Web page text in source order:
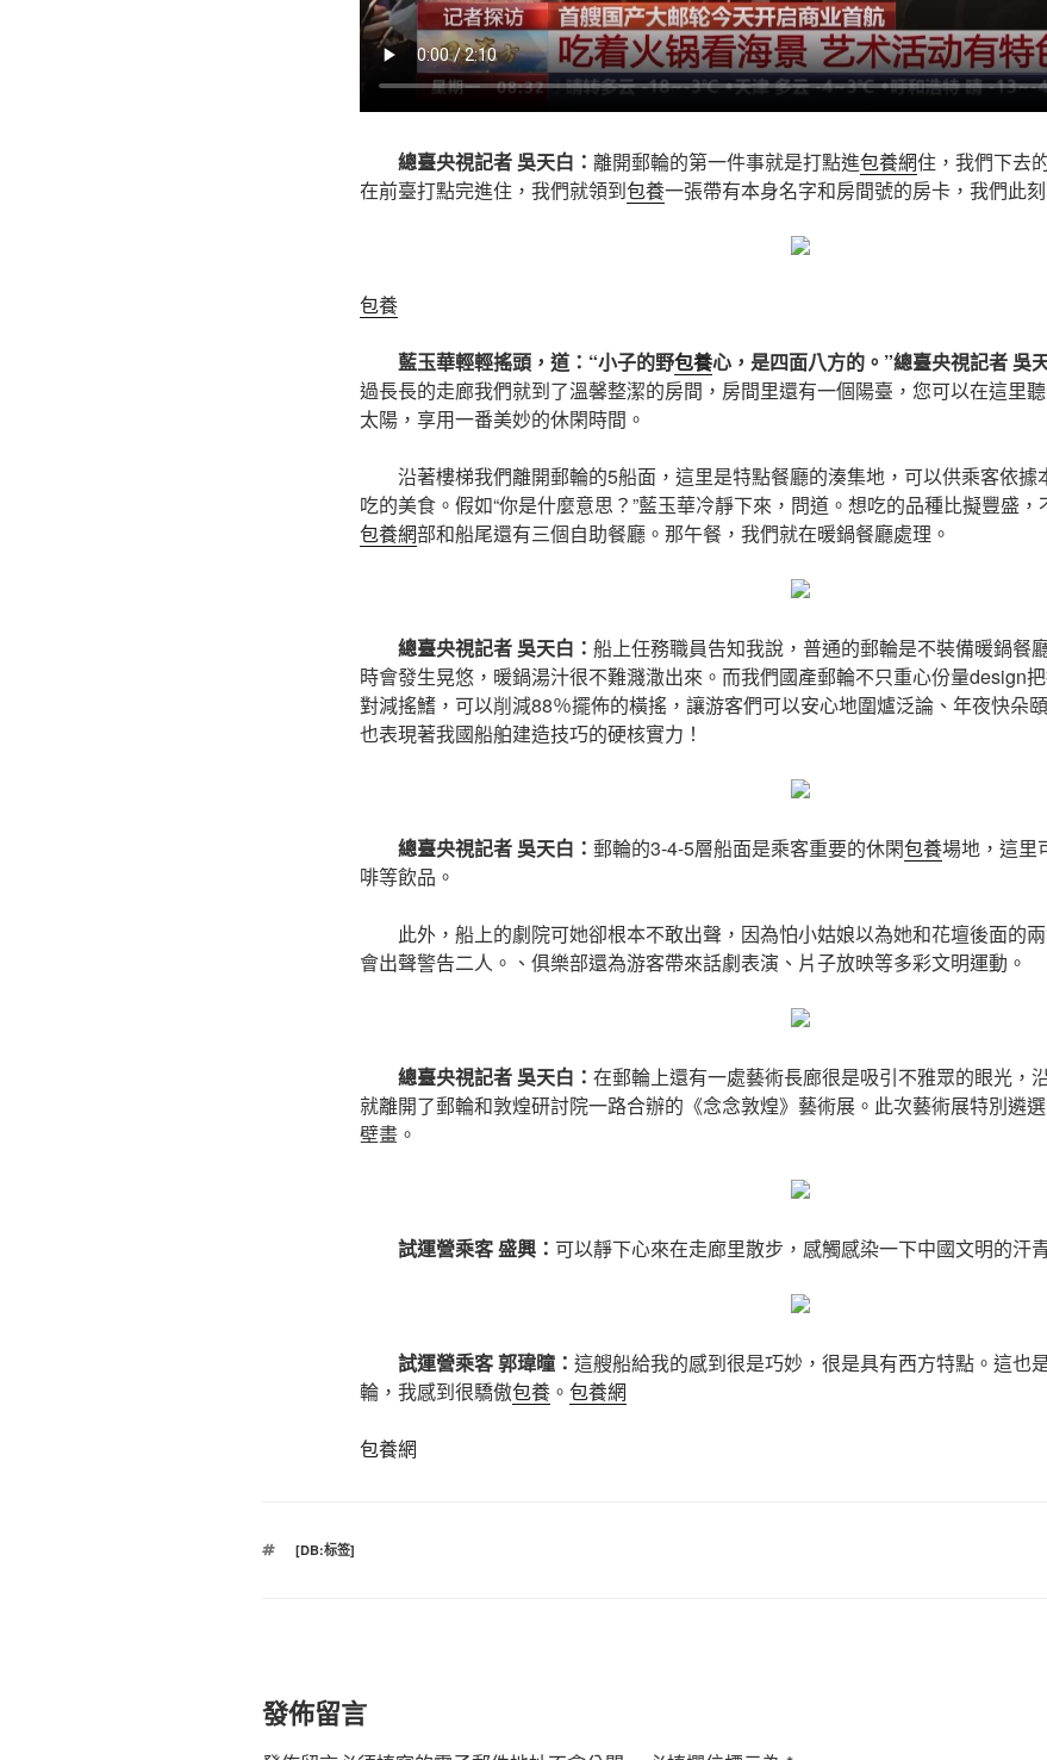
總臺央視記者 吳天白： 離開郵輪的第一件事就是打點進包養網住，我們下去
在前臺打點完進住，我們就領到包養一張帶有本身名字和房間號的房卡，我們此
包養
藍玉華輕輕搖頭，道：“小子的野包養心，是四面八方的。”總臺央視記者 吳
過長長的走廊我們就到了溫馨整潔的房間，房間里還有一個陽臺，您可以在這里
太陽，享用一番美妙的休閑時間。
沿著樓梯我們離開郵輪的5船面，這里是特點餐廳的湊集地，可以供乘客依據
吃的美食。假如“你是什麼意思？”藍玉華冷靜下來，問道。想吃的品種比擬豐盛
包養網部和船尾還有三個自助餐廳。那午餐，我們就在暖鍋餐廳處理。
總臺央視記者 吳天白： 船上任務職員告知我說，普通的郵輪是不裝備暖鍋餐
時會發生晃悠，暖鍋湯汁很不難濺潵出來。而我們國產郵輪不只重心份量design
對減搖鰭，可以削減88％擺佈的橫搖，讓游客們可以安心地圍爐泛論、年夜快朵
也表現著我國船舶建造技巧的硬核實力！
總臺央視記者 吳天白： 郵輪的3-4-5層船面是乘客重要的休閑包養場地，這里
啡等飲品。
此外，船上的劇院可她卻根本不敢出聲，因為怕小姑娘以為她和花壇後面的
會出聲警告二人。、俱樂部還為游客帶來話劇表演、片子放映等多彩文明運動。
總臺央視記者 吳天白： 在郵輪上還有一處藝術長廊很是吸引不雅眾的眼光，
就離開了郵輪和敦煌研討院一路合辦的《念念敦煌》藝術展。此次藝術展特別遴
壁畫。
試運營乘客 盛興： 可以靜下心來在走廊里散步，感觸感染一下中國文明的汗
試運營乘客 郭瑋曈： 這艘船給我的感到很是巧妙，很是具有西方特點。這也
輪，我感到很驕傲包養 。 包養網
包養網
標
[DB:标签]
發佈留言